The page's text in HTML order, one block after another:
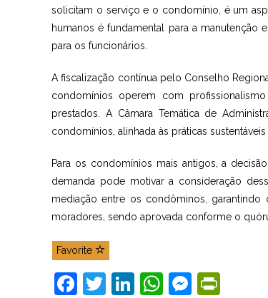
solicitam o serviço e o condomínio, é um
humanos é fundamental para a manutenção
para os funcionários.
A fiscalização contínua pelo Conselho
condomínios operem com
prestados. A Câmara Temática de
condomínios, alinhada às práticas
Para os condomínios mais antigos, a
demanda pode motivar a consideração
mediação entre os condôminos,
moradores, sendo aprovada conforme o
Favorite
F
T
Li W M